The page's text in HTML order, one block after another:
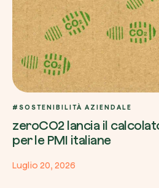
#SOSTENIBILITÀ AZIENDALE
zeroCO2 lancia il
per le PMI italiane
Luglio 20, 2026